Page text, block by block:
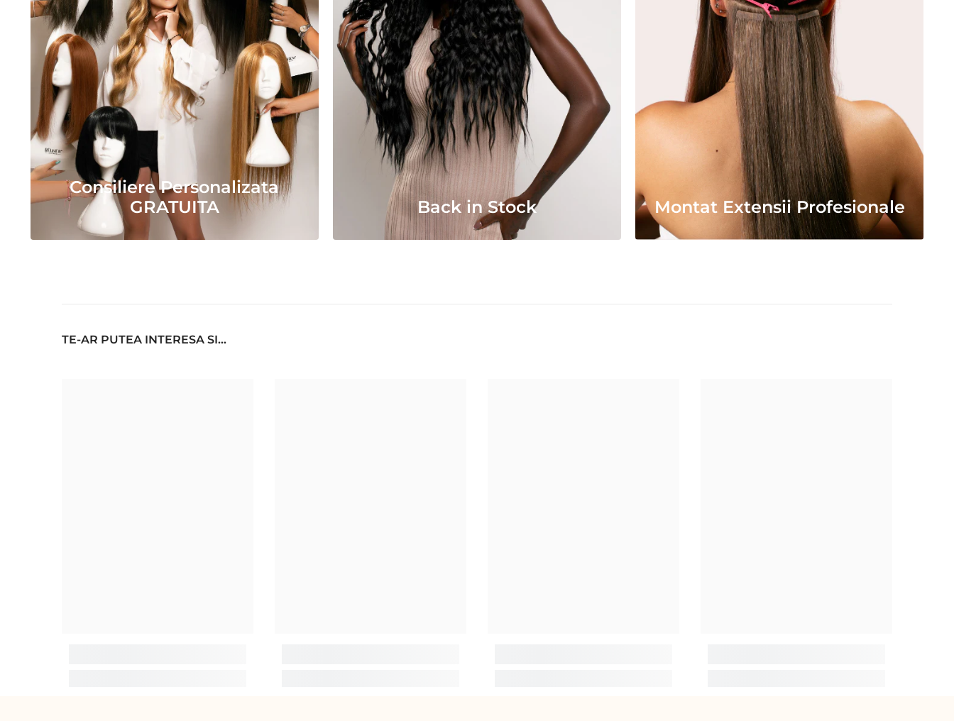
Consiliere Personalizata
GRATUITA
Back in Stock Montat Extensii Profesionale
TE-AR PUTEA INTERESA SI...